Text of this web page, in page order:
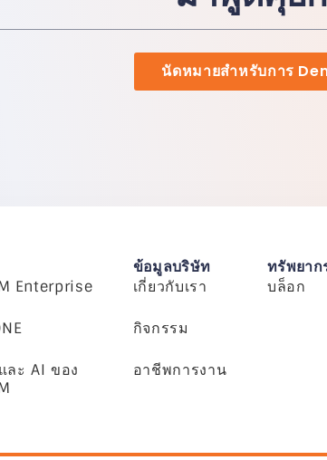
นัดหมายสำหรับการ
Enterprise
ละ AI ของ
ข้อมูลบริษัท
เกี่ยวกับเรา
กิจกรรม
อาชีพการงาน
ทรัพยาก
บล็อก